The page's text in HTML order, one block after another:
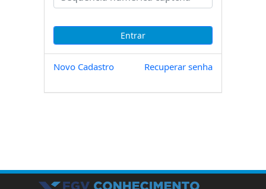
Novo Cadastro Recuperar senha